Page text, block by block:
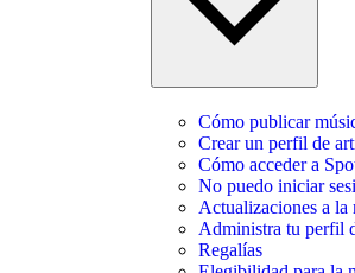
Cómo publicar
Crear un perfil de
Cómo acceder a
No puedo iniciar
Actualizaciones a la
Administra tu perfil
Regalías